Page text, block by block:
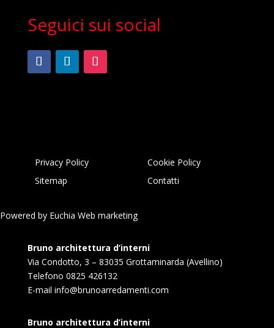
Seguici sui social
Privacy Policy
Cookie Policy
Sitemap
Contatti
Powered by Euchia Web marketing
Bruno architettura d’interni
Via Condotto, 3 – 83035 Grottaminarda (Avellino)
Telefono 0825 426132
E-mail info@brunoarredamenti.com
Bruno architettura d’interni